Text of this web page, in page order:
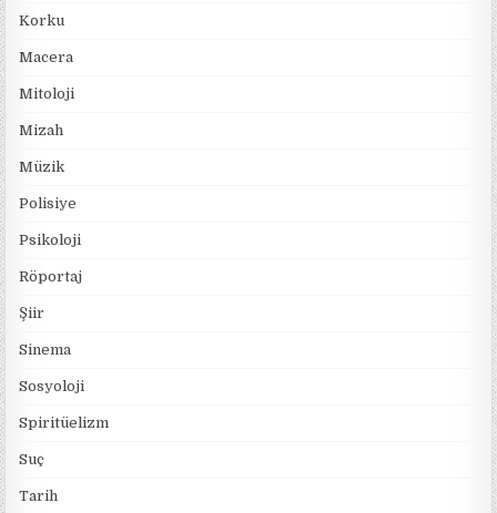
Korku
Macera
Mitoloji
Mizah
Müzik
Polisiye
Psikoloji
Röportaj
Şiir
Sinema
Sosyoloji
Spiritüelizm
Suç
Tarih